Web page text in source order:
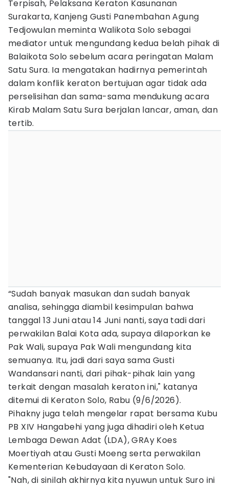
Terpisah, Pelaksana Keraton Kasunanan
Surakarta, Kanjeng Gusti Panembahan Agung
Tedjowulan meminta Walikota Solo sebagai
mediator untuk mengundang kedua belah pihak di
Balaikota Solo sebelum acara peringatan Malam
Satu Sura. Ia mengatakan hadirnya pemerintah
dalam konflik keraton bertujuan agar tidak ada
perselisihan dan sama-sama mendukung acara
Kirab Malam Satu Sura berjalan lancar, aman, dan
tertib.
“Sudah banyak masukan dan sudah banyak
analisa, sehingga diambil kesimpulan bahwa
tanggal 13 Juni atau 14 Juni nanti, saya tadi dari
perwakilan Balai Kota ada, supaya dilaporkan ke
Pak Wali, supaya Pak Wali mengundang kita
semuanya. Itu, jadi dari saya sama Gusti
Wandansari nanti, dari pihak-pihak lain yang
terkait dengan masalah keraton ini," katanya
ditemui di Keraton Solo, Rabu (9/6/2026).
Pihakny juga telah mengelar rapat bersama Kubu
PB XIV Hangabehi yang juga dihadiri oleh Ketua
Lembaga Dewan Adat (LDA), GRAy Koes
Moertiyah atau Gusti Moeng serta perwakilan
Kementerian Kebudayaan di Keraton Solo.
"Nah, di sinilah akhirnya kita nyuwun untuk Suro ini